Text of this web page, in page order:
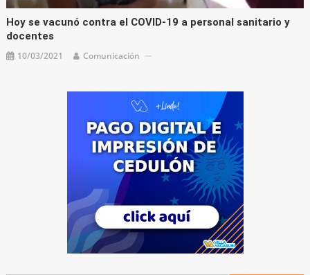
Hoy se vacunó contra el COVID-19 a personal sanitario y
docentes
10/03/2021 Comunicación